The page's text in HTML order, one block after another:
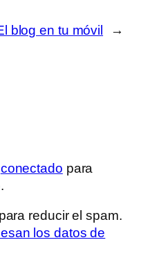
blog en tu móvil →
conectado para
reducir el spam.
los datos de